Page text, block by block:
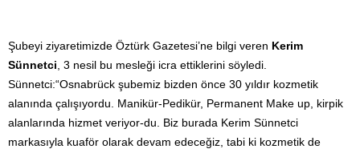
Şubeyi ziyaretimizde Öztürk Gazetesi’ne bilgi veren Kerim
Sünnetci , 3 nesil bu mesleği icra ettiklerini söyledi.
Sünnetci:“Osnabrück şubemiz bizden önce 30 yıldır kozmetik
alanında çalışıyordu. Manikür-Pedikür, Permanent Make up, kirpik
alanlarında hizmet veriyor-du. Biz burada Kerim Sünnetci
markasıyla kuaför olarak devam edeceğiz, tabi ki kozmetik de